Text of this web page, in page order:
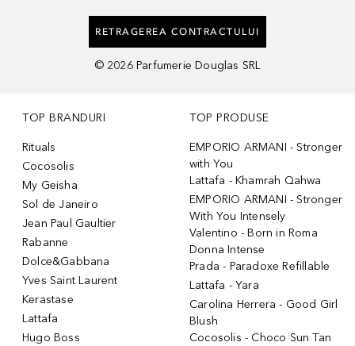
RETRAGEREA CONTRACTULUI
© 2026 Parfumerie Douglas SRL
TOP BRANDURI
Rituals
Cocosolis
My Geisha
Sol de Janeiro
Jean Paul Gaultier
Rabanne
Dolce&Gabbana
Yves Saint Laurent
Kerastase
Lattafa
Hugo Boss
TOP PRODUSE
EMPORIO ARMANI - Stronger
with You
Lattafa - Khamrah Qahwa
EMPORIO ARMANI - Stronger
With You Intensely
Valentino - Born in Roma
Donna Intense
Prada - Paradoxe Refillable
Lattafa - Yara
Carolina Herrera - Good Girl
Blush
Cocosolis - Choco Sun Tan